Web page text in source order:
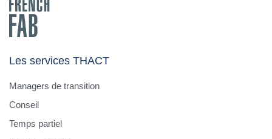
Les services THACT
Managers de transition
Conseil
Temps partiel